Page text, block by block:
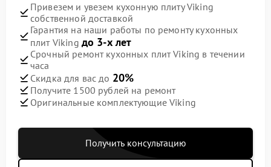
Привезем и увезем кухонную плиту Viking
собственной доставкой
Гарантия на наши работы по ремонту кухонных
плит Viking до 3-х лет
Срочный ремонт кухонных плит Viking в течении
часа
Скидка для вас до 20%
Получите 1500 рублей на ремонт
Оригинальные комплектующие Viking
Получить консультацию